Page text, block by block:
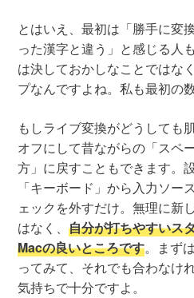
とはいえ、最初は「勝手に変
った漢字と違う」と感じる人
は決しておかしなことではな
プなんですよね。私も最初の
もしライブ変換がどうしても
オフにして昔ながらの「スペ
方」に戻すこともできます。
「キーボード」から入力ソー
ェックを外すだけ。無理に新
はなく、自分が打ちやすいス
Macの良いところです。まず
ってみて、それでも合わなけ
気持ちで十分ですよ。